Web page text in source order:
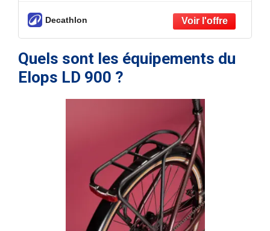
Decathlon
Quels sont les équipements du
Elops LD 900 ?